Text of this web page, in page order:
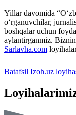
Yillar davomida
o‘rganuvchilar,
boshqalar uchun
aylantirganmiz.
Sarlavha.com
Batafsil Izoh.uz